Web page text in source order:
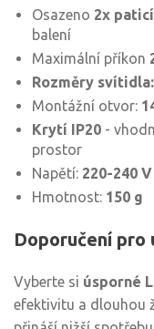
Osazeno 2x paticí
balení
Maximální příkon
Rozměry svítidla:
Montážní otvor:
Krytí IP20 -
prostor
Napětí: 220-240 V
Hmotnost: 150 g
Doporučení pro
Vyberte si úsporné
efektivitu a dlouhou